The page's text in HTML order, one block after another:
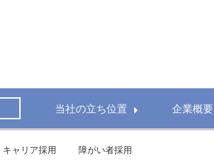
当社の立ち位置 企業概要
キャリア採用
障がい者採用